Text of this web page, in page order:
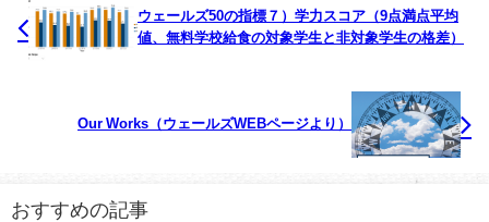
ウェールズ50の指標７）学力スコア（9点満点平均
値、無料学校給食の対象学生と非対象学生の格差）
Our Works（ウェールズWEBページより）
おすすめの記事